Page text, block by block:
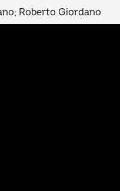
Roberto Giordano